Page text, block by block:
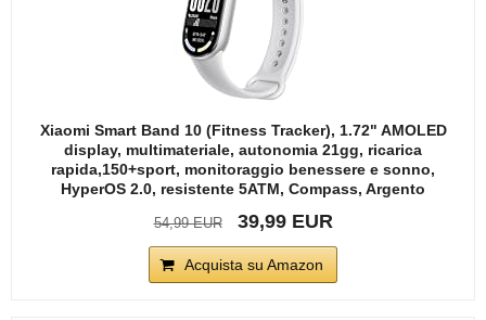
Xiaomi Smart Band 10 (Fitness Tracker), 1.72" AMOLED
display, multimateriale, autonomia 21gg, ricarica
rapida,150+sport, monitoraggio benessere e sonno,
HyperOS 2.0, resistente 5ATM, Compass, Argento
54,99 EUR 39,99 EUR
Acquista su Amazon